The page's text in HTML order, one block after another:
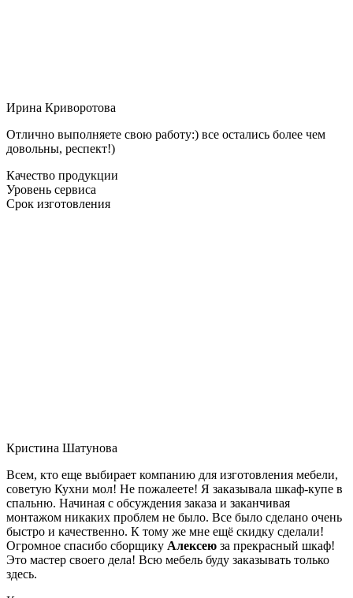
Ирина Криворотова
Отлично выполняете свою работу:) все остались более чем
довольны, респект!)
Качество продукции
Уровень сервиса
Срок изготовления
Кристина Шатунова
Всем, кто еще выбирает компанию для изготовления мебели,
советую Кухни мол! Не пожалеете! Я заказывала шкаф-купе в
спальню. Начиная с обсуждения заказа и заканчивая
монтажом никаких проблем не было. Все было сделано очень
быстро и качественно. К тому же мне ещё скидку сделали!
Огромное спасибо сборщику Алексею за прекрасный шкаф!
Это мастер своего дела! Всю мебель буду заказывать только
здесь.